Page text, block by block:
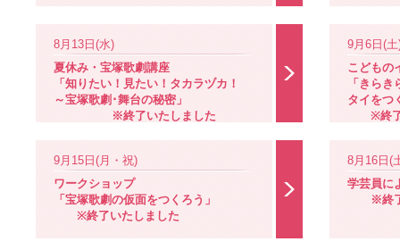
8月13日(水)
夏休み・宝塚歌劇講座
「知りたい！見たい！タカラヅカ！
～宝塚歌劇･舞台の秘密」
※終了いたしました
9月6日(土
こどもの
「きら
タイをつ
※終了
9月15日(月・祝)
ワークショップ
「宝塚歌劇の仮面をつくろう」
※終了いたしました
8月16日(
学芸員に
※終了